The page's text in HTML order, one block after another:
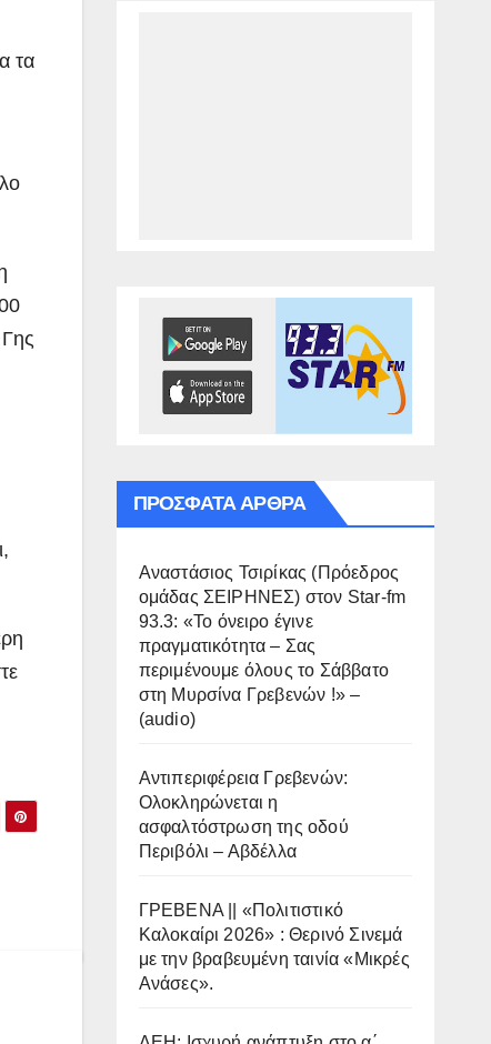
τα
ΠΡΌΣΦΑΤΑ ΆΡΘΡΑ
Αναστάσιος Τσιρίκας (Πρόεδρος
ομάδας ΣΕΙΡΗΝΕΣ) στον Star-fm
93.3: «Το όνειρο έγινε
πραγματικότητα – Σας
περιμένουμε όλους το Σάββατο
στη Μυρσίνα Γρεβενών !» –
(audio)
Αντιπεριφέρεια Γρεβενών:
Ολοκληρώνεται η
ασφαλτόστρωση της οδού
Περιβόλι – Αβδέλλα
ΓΡΕΒΕΝΑ || «Πολιτιστικό
Καλοκαίρι 2026» : Θερινό Σινεμά
με την βραβευμένη ταινία «Μικρές
Ανάσες».